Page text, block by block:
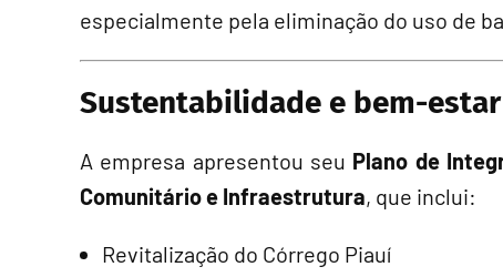
especialmente pela eliminação do uso de
Sustentabilidade e bem-
A empresa apresentou seu Plano de
Comunitário e Infraestrutura, que inclui:
Revitalização do Córrego Piauí